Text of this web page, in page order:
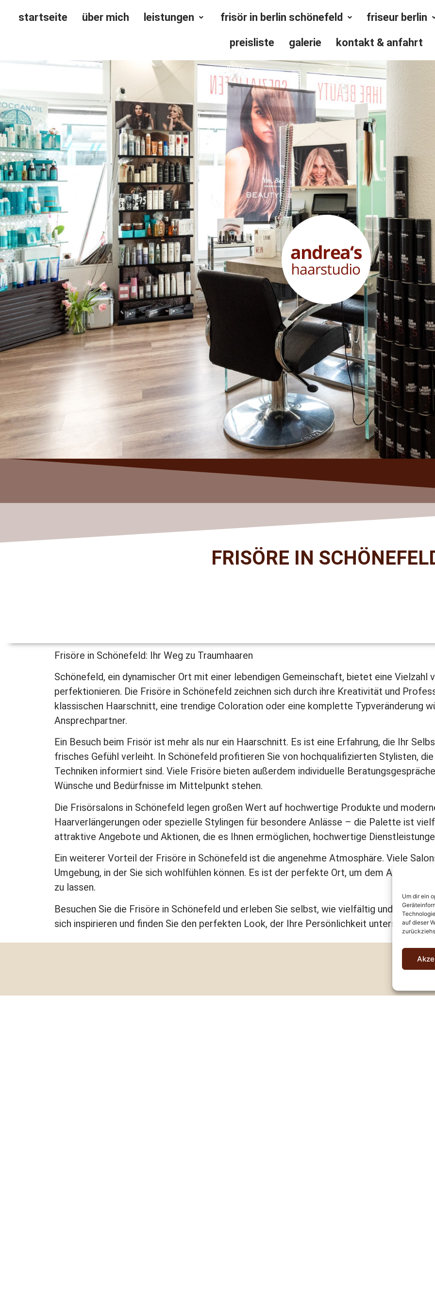
Um dir ein
auf dieser
startseite über mich leistungen frisör in berlin schönefeld friseur berlin
preisliste galerie kontakt & anfahrt
FRISÖRE IN
Frisöre in Schönefeld: Ihr Weg zu Traumhaaren
Schönefeld, ein dynamischer Ort mit einer lebendigen Gemeinschaft, bietet eine Vielzahl
perfektionieren. Die Frisöre in Schönefeld zeichnen sich durch ihre Kreativität und
klassischen Haarschnitt, eine trendige Coloration oder eine komplette Typveränderung
Ansprechpartner.
Ein Besuch beim Frisör ist mehr als nur ein Haarschnitt. Es ist eine Erfahrung, die Ihr
frisches Gefühl verleiht. In Schönefeld profitieren Sie von hochqualifizierten Stylisten,
Techniken informiert sind. Viele Frisöre bieten außerdem individuelle
Wünsche und Bedürfnisse im Mittelpunkt stehen.
Die Frisörsalons in Schönefeld legen großen Wert auf hochwertige Produkte und
Haarverlängerungen oder spezielle Stylingen für besondere Anlässe – die Palette ist
attraktive Angebote und Aktionen, die es Ihnen ermöglichen, hochwertige
Ein weiterer Vorteil der Frisöre in Schönefeld ist die angenehme Atmosphäre. Viele
Umgebung, in der Sie sich wohlfühlen können. Es ist der perfekte Ort, um dem Alltag zu
zu lassen.
Besuchen Sie die Frisöre in Schönefeld und erleben Sie selbst, wie vielfältig und
sich inspirieren und finden Sie den perfekten Look, der Ihre Persönlichkeit unterstreicht.